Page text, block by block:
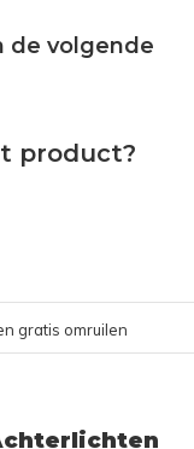
de volgende
product?
10